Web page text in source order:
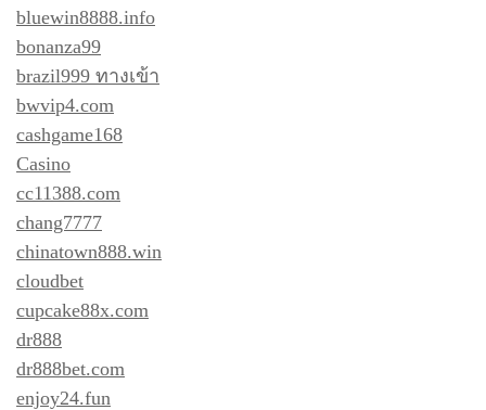
bluewin8888.info
bonanza99
brazil999 ทางเข้า
bwvip4.com
cashgame168
Casino
cc11388.com
chang7777
chinatown888.win
cloudbet
cupcake88x.com
dr888
dr888bet.com
enjoy24.fun